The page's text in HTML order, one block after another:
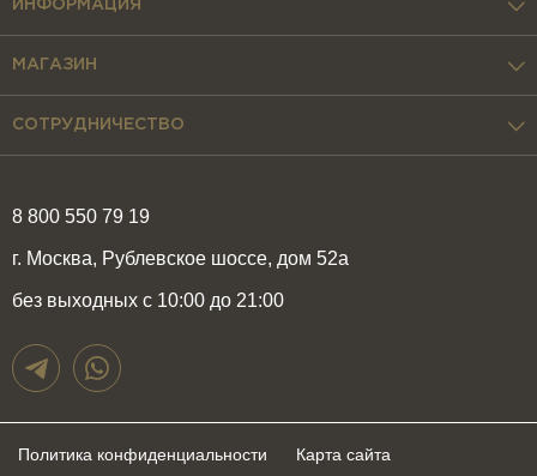
8 800 550 79 19
г. Москва, Рублевское шоссе, дом 52а
без выходных с 10:00 до 21:00
ИНФОРМАЦИЯ
МАГАЗИН
СОТРУДНИЧЕСТВО
Политика конфиденциальности Карта сайта